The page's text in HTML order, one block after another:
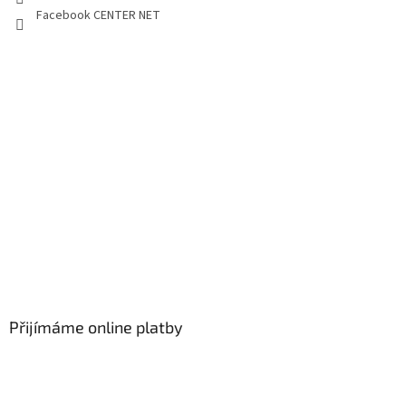
Facebook CENTER NET
Přijímáme online platby